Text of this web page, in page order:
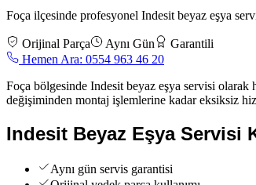
Foça ilçesinde profesyonel Indesit beyaz eşya
Orijinal Parça Aynı Gün
Garantili
Hemen Ara: 0554 963 46 20
Foça bölgesinde Indesit beyaz eşya servisi olarak
değişiminden montaj işlemlerine kadar eksiksiz
Indesit Beyaz Eşya Servisi
Aynı gün servis garantisi